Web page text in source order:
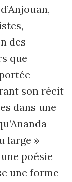
des
que
son récit
dans une
large »
poésie
une forme